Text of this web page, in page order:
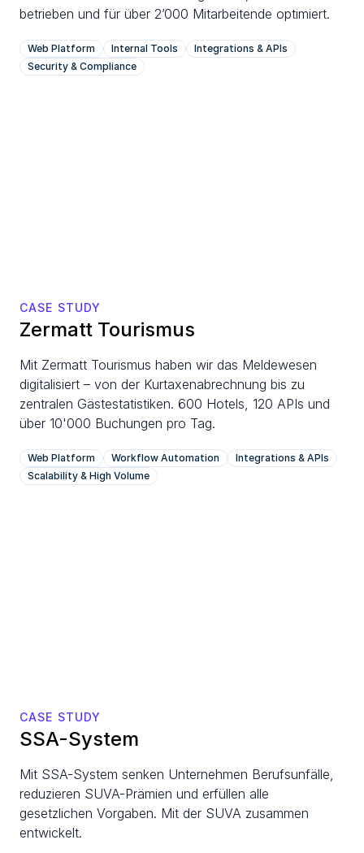
betrieben und für über 2’000 Mitarbeitende optimiert.
Web Platform Internal Tools
Integrations & APIs
Security & Compliance
CASE STUDY
Zermatt Tourismus
Mit Zermatt Tourismus haben wir das Meldewesen
digitalisiert – von der Kurtaxenabrechnung bis zu
zentralen Gästestatistiken. 600 Hotels, 120 APIs und
über 10'000 Buchungen pro Tag.
Web Platform Workflow Automation
Integrations & APIs
Scalability & High Volume
CASE STUDY
SSA-System
Mit SSA-System senken Unternehmen Berufsunfälle,
reduzieren SUVA-Prämien und erfüllen alle
gesetzlichen Vorgaben. Mit der SUVA zusammen
entwickelt.